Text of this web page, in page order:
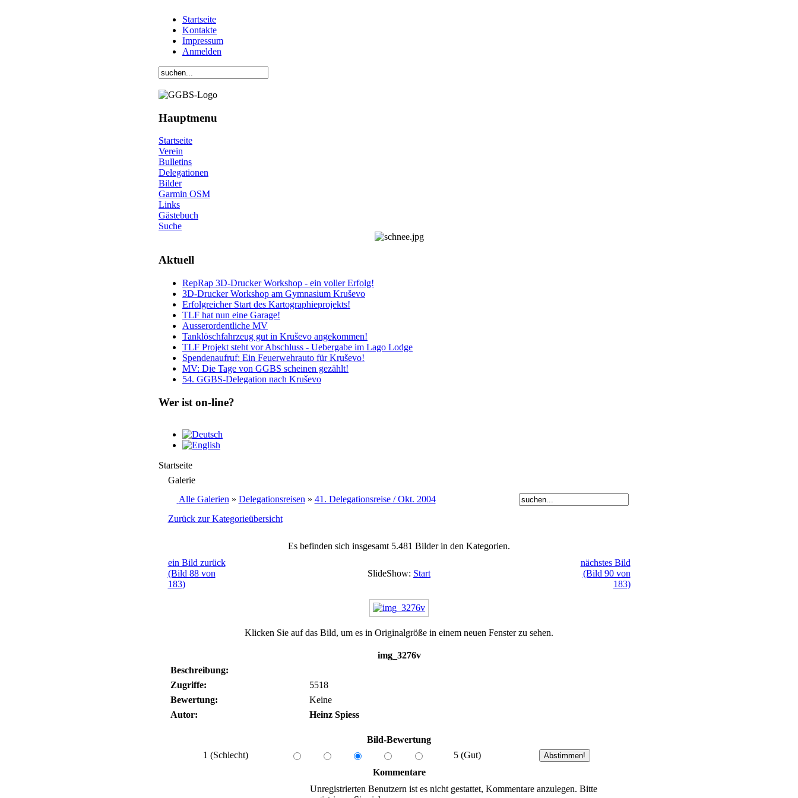
Startseite
Kontakte
Impressum
Anmelden
Hauptmenu
Startseite
Verein
Bulletins
Delegationen
Bilder
Garmin OSM
Links
Gästebuch
Suche
Aktuell
RepRap 3D-Drucker Workshop - ein voller Erfolg!
3D-Drucker Workshop am Gymnasium Kruševo
Erfolgreicher Start des Kartographieprojekts!
TLF hat nun eine Garage!
Ausserordentliche MV
Tanklöschfahrzeug gut in Kruševo angekommen!
TLF Projekt steht vor Abschluss - Uebergabe im Lago Lodge
Spendenaufruf: Ein Feuerwehrauto für Kruševo!
MV: Die Tage von GGBS scheinen gezählt!
54. GGBS-Delegation nach Kruševo
Wer ist on-line?
Startseite
Galerie
Alle Galerien » Delegationsreisen » 41. Delegationsreise / Okt. 2004
Zurück zur Kategorieübersicht
Es befinden sich insgesamt 5.481 Bilder in den Kategorien.
ein Bild zurück
(Bild 88 von
183)
SlideShow: Start
nächstes Bild
(Bild 90 von
183)
Klicken Sie auf das Bild, um es in Originalgröße in einem neuen Fenster zu sehen.
img_3276v
Beschreibung:
Zugriffe:
5518
Bewertung:
Keine
Autor:
Heinz Spiess
Bild-Bewertung
1 (Schlecht)
5 (Gut)
Kommentare
Unregistrierten Benutzern ist es nicht gestattet, Kommentare anzulegen. Bitte